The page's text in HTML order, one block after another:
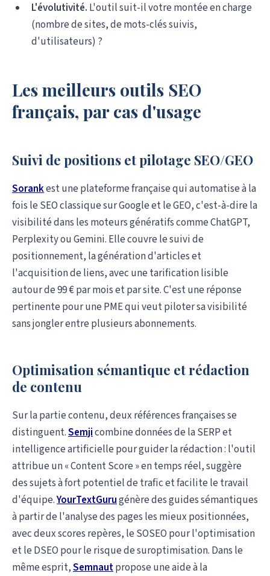
L'évolutivité. L'outil suit-il votre montée en charge
(nombre de sites, de mots-clés suivis,
d'utilisateurs) ?
Les meilleurs outils SEO
français, par cas d'usage
Suivi de positions et pilotage SEO/GEO
Sorankest une plateforme française qui automatise à la
fois le SEO classique sur Google et le GEO, c'est-à-dire la
visibilité dans les moteurs génératifs comme ChatGPT,
Perplexity ou Gemini. Elle couvre le suivi de
positionnement, la génération d'articles et
l'acquisition de liens, avec une tarification lisible
autour de 99 € par mois et par site. C'est une réponse
pertinente pour une PME qui veut piloter sa visibilité
sans jongler entre plusieurs abonnements.
Optimisation sémantique et rédaction
de contenu
Sur la partie contenu, deux références françaises se
distinguent.Semjicombine données de la SERP et
intelligence artificielle pour guider la rédaction : l'outil
attribue un « Content Score » en temps réel, suggère
des sujets à fort potentiel de trafic et facilite le travail
d'équipe.YourTextGurugénère des guides sémantiques
à partir de l'analyse des pages les mieux positionnées,
avec deux scores repères, le SOSEO pour l'optimisation
et le DSEO pour le risque de suroptimisation. Dans le
même esprit,Semnautpropose une aide à la